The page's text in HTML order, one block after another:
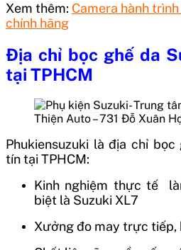
Xem thêm: Camera hành
chính hãng
Địa chỉ bọc ghế da
tại TPHCM
Thiện Auto – 731 Đỗ Xuân
Phukiensuzuki là địa chỉ
tín tại TPHCM:
Kinh nghiệm thực tế
biệt là Suzuki XL7
Xưởng đo may trực tiếp,